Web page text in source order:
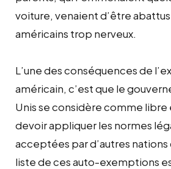
voiture, venaient d’être
américains trop nerveux.
L’une des conséquences de
américain, c’est que le
Unis se considère comme
devoir appliquer les normes
acceptées par d’autres nations
liste de ces auto-exemptions